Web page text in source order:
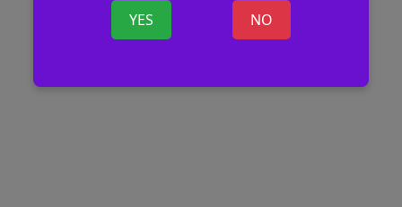
YES NO